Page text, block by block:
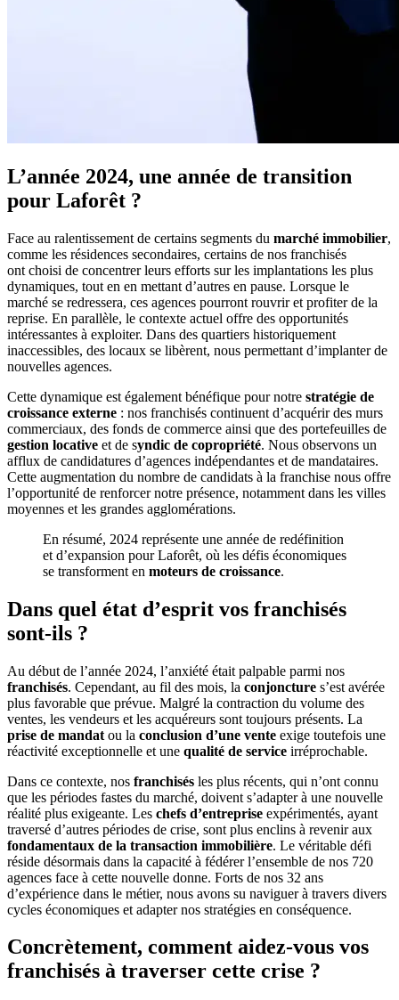
L’année 2024, une année de transition
pour Laforêt ?
Face au ralentissement de certains segments du marché immobilier,
comme les résidences secondaires, certains de nos franchisés
ont choisi de concentrer leurs efforts sur les implantations les plus
dynamiques, tout en en mettant d’autres en pause. Lorsque le
marché se redressera, ces agences pourront rouvrir et profiter de la
reprise. En parallèle, le contexte actuel offre des opportunités
intéressantes à exploiter. Dans des quartiers historiquement
inaccessibles, des locaux se libèrent, nous permettant d’implanter de
nouvelles agences.
Cette dynamique est également bénéfique pour notre stratégie de
croissance externe : nos franchisés continuent d’acquérir des murs
commerciaux, des fonds de commerce ainsi que des portefeuilles de
gestion locative et de syndic de copropriété. Nous observons un
afflux de candidatures d’agences indépendantes et de mandataires.
Cette augmentation du nombre de candidats à la franchise nous offre
l’opportunité de renforcer notre présence, notamment dans les villes
moyennes et les grandes agglomérations.
En résumé, 2024 représente une année de redéfinition
et d’expansion pour Laforêt, où les défis économiques
se transforment en moteurs de croissance.
Dans quel état d’esprit vos franchisés
sont-ils ?
Au début de l’année 2024, l’anxiété était palpable parmi nos
franchisés. Cependant, au fil des mois, la conjoncture s’est avérée
plus favorable que prévue. Malgré la contraction du volume des
ventes, les vendeurs et les acquéreurs sont toujours présents. La
prise de mandat ou la conclusion d’une vente exige toutefois une
réactivité exceptionnelle et une qualité de service irréprochable.
Dans ce contexte, nos franchisés les plus récents, qui n’ont connu
que les périodes fastes du marché, doivent s’adapter à une nouvelle
réalité plus exigeante. Les chefs d’entreprise expérimentés, ayant
traversé d’autres périodes de crise, sont plus enclins à revenir aux
fondamentaux de la transaction immobilière. Le véritable défi
réside désormais dans la capacité à fédérer l’ensemble de nos 720
agences face à cette nouvelle donne. Forts de nos 32 ans
d’expérience dans le métier, nous avons su naviguer à travers divers
cycles économiques et adapter nos stratégies en conséquence.
Concrètement, comment aidez-vous vos
franchisés à traverser cette crise ?